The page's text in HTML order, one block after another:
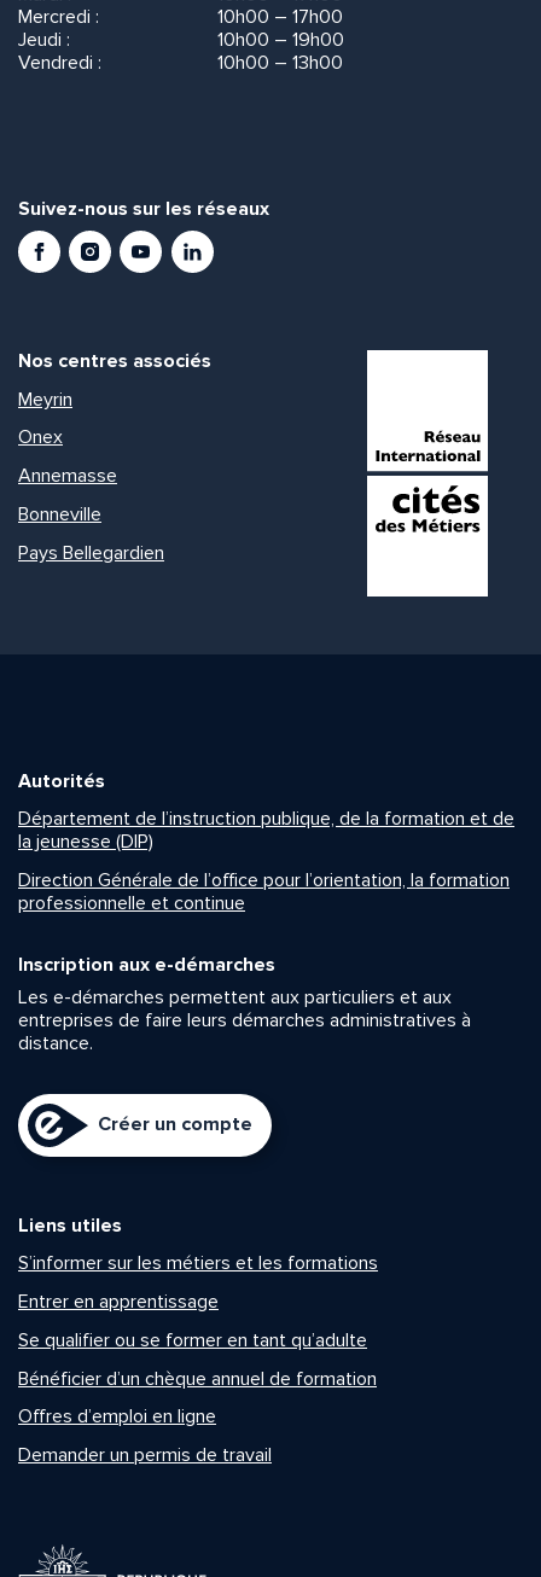
Mercredi :
10h00 – 17h00
Jeudi :
10h00 – 19h00
Vendredi :
10h00 – 13h00
Suivez-nous sur les réseaux
FacebookInstagramYoutubeLinkedIn
Nos centres associés
Meyrin
Onex
Annemasse
Bonneville
Pays Bellegardien
Autorités
Département de l’instruction publique, de la formation et de
la jeunesse (DIP)
Direction Générale de l’office pour l’orientation, la formation
professionnelle et continue
Inscription aux e-démarches
Les e-démarches permettent aux particuliers et aux
entreprises de faire leurs démarches administratives à
distance.
Créer un compte
Liens utiles
S’informer sur les métiers et les formations
Entrer en apprentissage
Se qualifier ou se former en tant qu’adulte
Bénéficier d’un chèque annuel de formation
Offres d’emploi en ligne
Demander un permis de travail